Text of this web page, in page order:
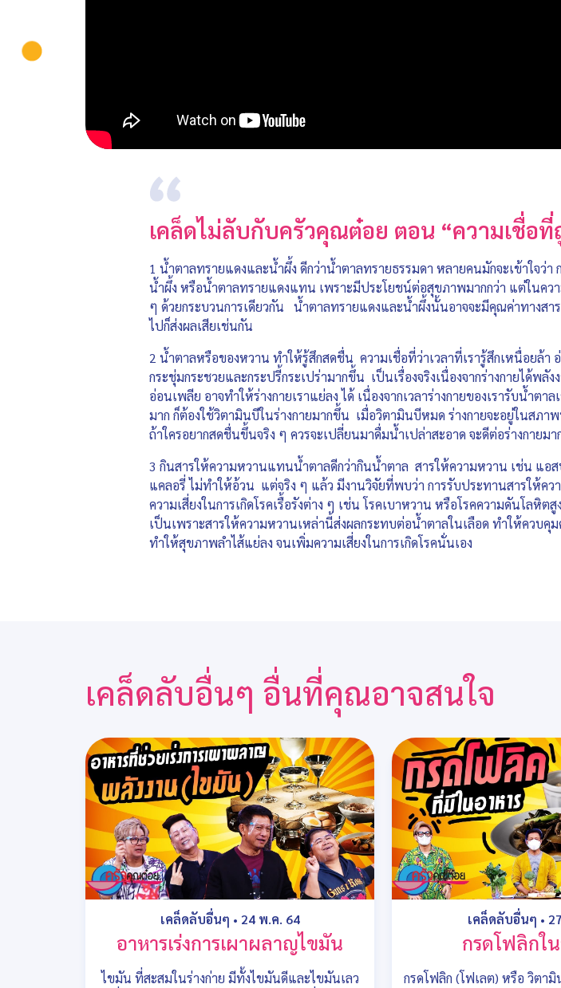
เคล็ดไม่ลับกับครัวคุณต๋อย ตอน “ความเชื่อ
1 น้ำตาลทรายแดงและน้ำผึ้ง ดีกว่าน้ำตาลทรายธรรมดา หลายคนมักจะเข้าใจ
น้ำผึ้ง หรือน้ำตาลทรายแดงแทน เพราะมีประโยชน์ต่อสุขภาพมากกว่า แต่ในคว
ๆ ด้วยกระบวนการเดียวกัน น้ำตาลทรายแดงและน้ำผึ้งนั้นอาจจะมีคุณค่าทางส
ไปก็ส่งผลเสียเช่นกัน
2 น้ำตาลหรือของหวาน ทำให้รู้สึกสดชื่น ความเชื่อที่ว่าเวลาที่เรารู้สึกเหนื่อยล้
กระชุ่มกระชวยและกระปรี้กระเปร่ามากขึ้น เป็นเรื่องจริงเนื่องจากร่างกายได้พ
อ่อนเพลีย อาจทำให้ร่างกายเราแย่ลง ได้ เนื่องจากเวลาร่างกายของเรารับน้ำ
มาก ก็ต้องใช้วิตามินบีในร่างกายมากขึ้น เมื่อวิตามินบีหมด ร่างกายจะอยู่ในสภ
ถ้าใครอยากสดชื่นขึ้นจริง ๆ ควรจะเปลี่ยนมาดื่มน้ำเปล่าสะอาด จะดีต่อร่างกายมา
3 กินสารให้ความหวานแทนน้ำตาลดีกว่ากินน้ำตาล สารให้ความหวาน เช่น แ
แคลอรี่ ไม่ทำให้อ้วน แต่จริง ๆ แล้ว มีงานวิจัยที่พบว่า การรับประทานสารให้ค
ความเสี่ยงในการเกิดโรคเรื้อรังต่าง ๆ เช่น โรคเบาหวาน หรือโรคความดันโลหิ
เป็นเพราะสารให้ความหวานเหล่านี้ส่งผลกระทบต่อน้ำตาลในเลือด ทำให้ควบคุ
ทำให้สุขภาพลำไส้แย่ลง จนเพิ่มความเสี่ยงในการเกิดโรคนั่นเอง
เคล็ดลับอื่นๆ อื่นที่คุณอาจสนใจ
เคล็ดลับอื่นๆ • 24 พ.ค. 64
อาหารเร่งการเผาผลาญไขมัน
ไขมัน ที่สะสมในร่างก่าย มีทั้งไขมันดีและไขมันเลว
เคล็ดลับอื่นๆ •
กรดโฟลิกใ
กรดโฟลิก (โฟเลต) หรือ วิตา